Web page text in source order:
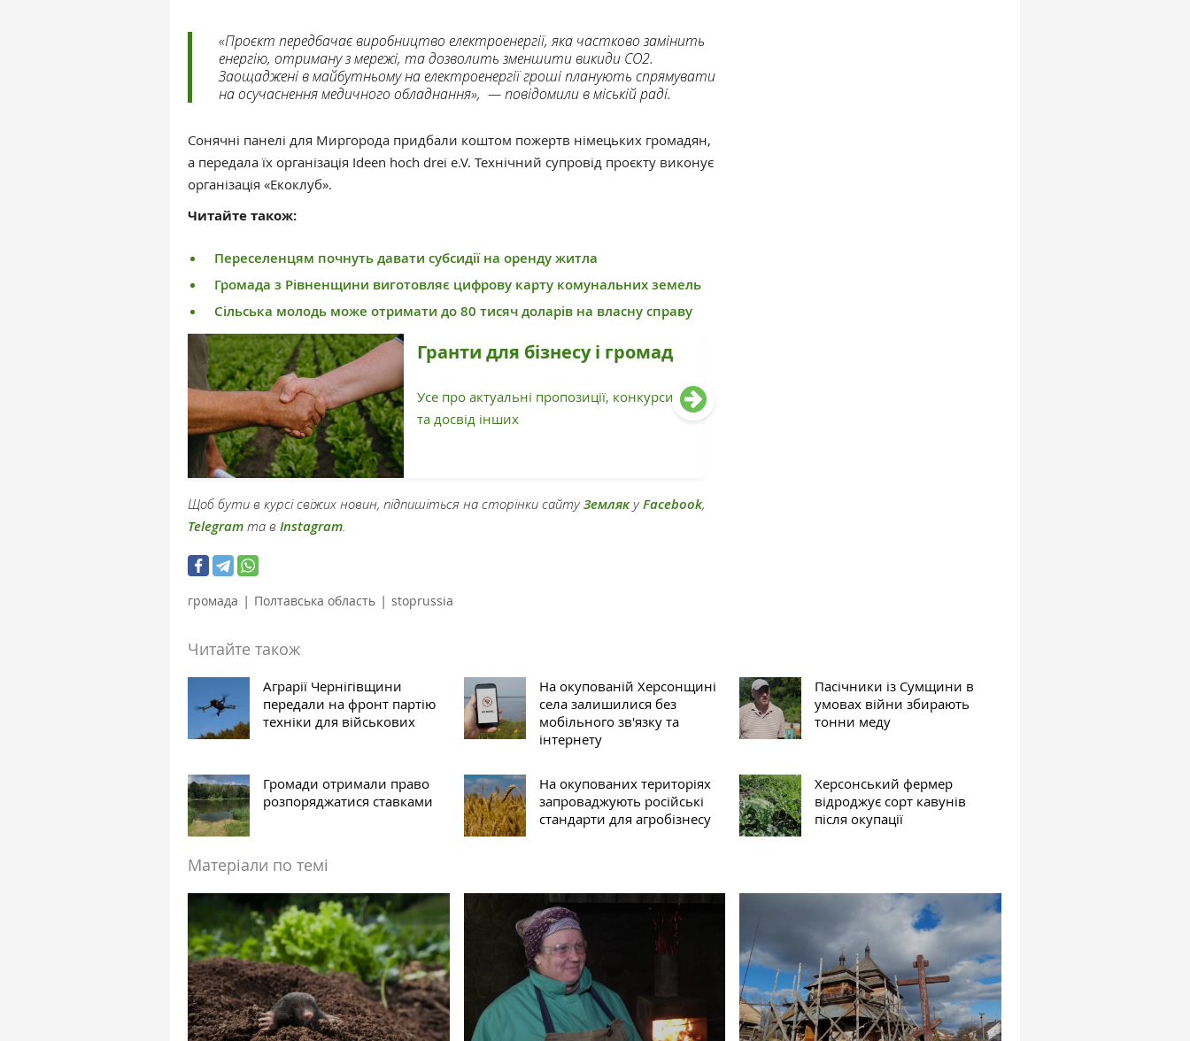
«Проєкт передбачає виробництво електроенергії, яка частково замінить
енергію, отриману з мережі, та дозволить зменшити викиди CO2.
Заощаджені в майбутньому на електроенергії гроші планують спрямувати
на осучаснення медичного обладнання», — повідомили в міській раді.
Сонячні панелі для Миргорода придбали коштом пожертв німецьких громадян,
а передала їх організація Ideen hoch drei e.V. Технічний супровід проєкту виконує
організація «Екоклуб».
Читайте також:
Переселенцям почнуть давати субсидії на оренду житла
Громада з Рівненщини виготовляє цифрову карту комунальних земель
Сільська молодь може отримати до 80 тисяч доларів на власну справу
Гранти для бізнесу і громад
Усе про актуальні пропозиції, конкурси
та досвід інших
Щоб бути в курсі свіжих новин, підпишіться на сторінки сайтуЗемлякуFacebook,
Telegram та в Instagram
громада | Полтавська область | stoprussia
Читайте також
Аграрії Чернігівщини
передали на фронт партію
техніки для військових
На окупованій Херсонщині
села залишилися без
мобільного зв'язку та
інтернету
Пасічники із Сумщини в
умовах війни збирають
тонни меду
Громади отримали право
розпоряджатися ставками
На окупованих територіях
запроваджують російські
стандарти для агробізнесу
Херсонський фермер
відроджує сорт кавунів
після окупації
Матеріали по темі